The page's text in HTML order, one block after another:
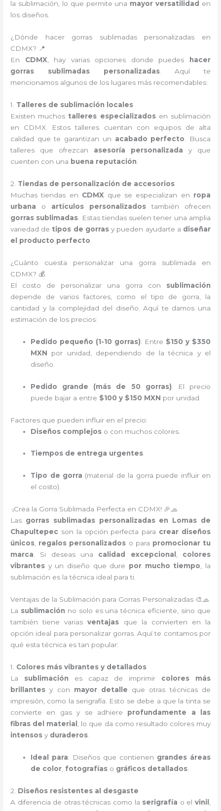
la sublimación, lo que permite una mayor versatilidad en
los diseños.
¿Dónde hacer gorras sublimadas personalizadas en
CDMX? 📍
En CDMX, hay varias opciones donde puedes
hacer
gorras sublimadas personalizadas. Aquí te
mencionamos algunos de los lugares más recomendables:
1. Talleres de sublimación locales
Existen muchos talleres especializadosen sublimación
en CDMX. Estos talleres cuentan con equipos de alta
calidad que te garantizan un acabado perfecto . Busca
talleres que ofrezcan asesoría personalizada y que
cuenten con una buena reputación
2. Tiendas de personalización de accesorios
Muchas tiendas en CDMX que se especializan en ropa
urbana o artículos personalizados también ofrecen
gorras sublimadas . Estas tiendas suelen tener una amplia
variedad de tipos de gorrasy pueden ayudarte a diseñar
el producto perfecto
¿Cuánto cuesta personalizar una gorra sublimada en
CDMX? 💰
El costo de personalizar una gorra con sublimación
depende de varios factores, como el tipo de gorra, la
cantidad y la complejidad del diseño. Aquí te damos una
estimación de los precios:
Pedido pequeño (1-10 gorras): Entre $150 y $350
MXN por unidad, dependiendo de la técnica y el
diseño.
Pedido grande (más de 50 gorras): El precio
puede bajar a entre $100 y $150 MXN por unidad.
Factores que pueden influir en el precio:
Diseños complejos o con muchos colores.
Tiempos de entrega urgentes.
Tipo de gorra (material de la gorra puede influir en
el costo).
¡Crea la Gorra Sublimada Perfecta en CDMX! 🎉🧢
Las gorras sublimadas personalizadas en Lomas de
Chapultepec son la opción perfecta para crear diseños
únicos regalos personalizados o para promocionar tu
marca . Si deseas una calidad excepcional
colores
vibrantes y un diseño que dure por mucho tiempo , la
sublimación es la técnica ideal para ti.
Ventajas de la Sublimación para Gorras Personalizadas 🎨🧢
La sublimación no solo es una técnica eficiente, sino que
también tiene variasventajas que la convierten en la
opción ideal para personalizar gorras. Aquí te contamos por
qué esta técnica es tan popular:
1. Colores más vibrantes y detallados
La sublimación es capaz de imprimir colores más
brillantes y con mayor detalle que otras técnicas de
impresión, como la serigrafía. Esto se debe a que la tinta se
convierte en gas y se adhiere profundamente a las
fibras del material
, lo que da como resultado colores muy
intensos y duraderos
Ideal para: Diseños que contienen grandes áreas
de color fotografías o gráficos detallados
2. Diseños resistentes al desgaste
A diferencia de otras técnicas como la serigrafía o el vinil